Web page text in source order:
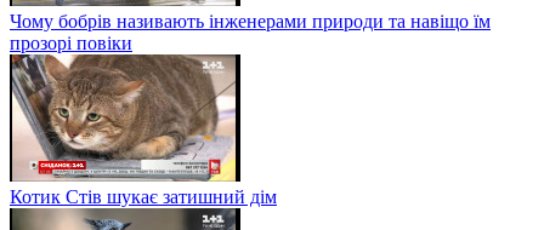
Чому бобрів називають інженерами природи та навіщо їм
прозорі повіки
Котик Стів шукає затишний дім